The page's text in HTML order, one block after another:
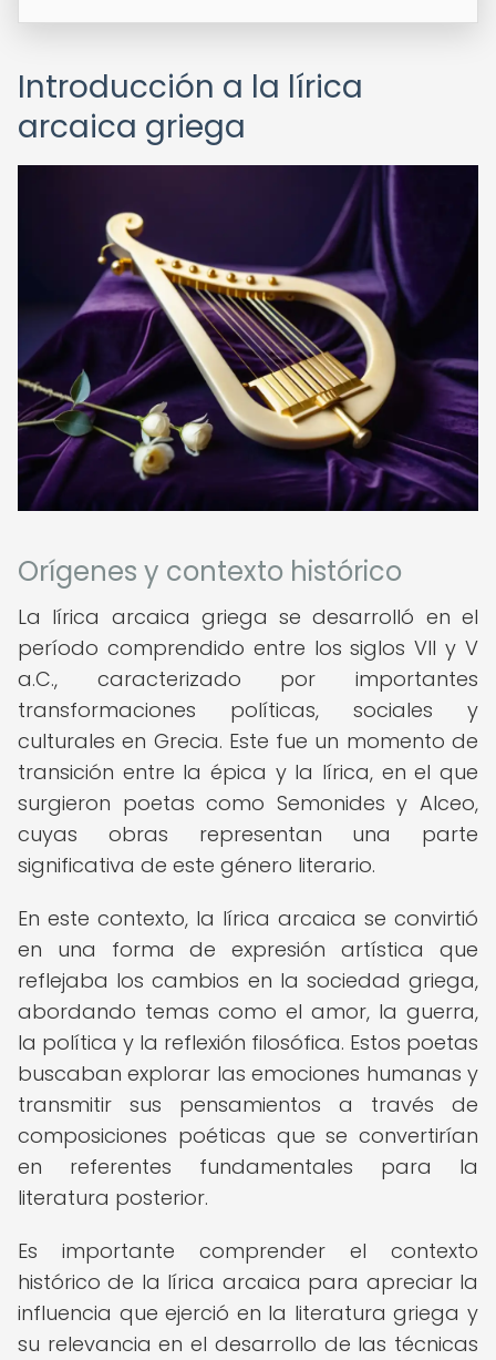
Introducción a la lírica
arcaica griega
Orígenes y contexto histórico
La lírica arcaica griega se desarrolló en el
período comprendido entre los siglos VII y V
a.C., caracterizado por importantes
transformaciones políticas, sociales y
culturales en Grecia. Este fue un momento de
transición entre la épica y la lírica, en el que
surgieron poetas como Semonides y Alceo,
cuyas obras representan una parte
significativa de este género literario.
En este contexto, la lírica arcaica se convirtió
en una forma de expresión artística que
reflejaba los cambios en la sociedad griega,
abordando temas como el amor, la guerra,
la política y la reflexión filosófica. Estos poetas
buscaban explorar las emociones humanas y
transmitir sus pensamientos a través de
composiciones poéticas que se convertirían
en referentes fundamentales para la
literatura posterior.
Es importante comprender el contexto
histórico de la lírica arcaica para apreciar la
influencia que ejerció en la literatura griega y
su relevancia en el desarrollo de las técnicas